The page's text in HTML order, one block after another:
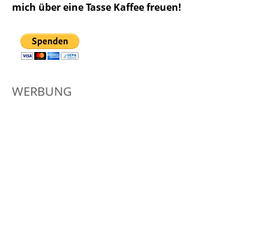
mich über eine Tasse Kaffee freuen!
WERBUNG